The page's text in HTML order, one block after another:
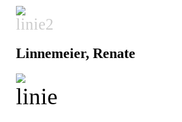
Linnemeier, Renate